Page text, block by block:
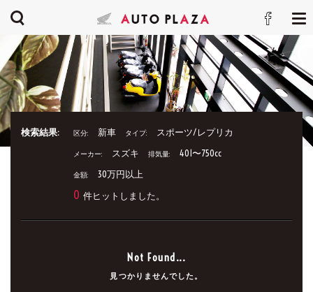
検索結果: 区分: 新車 タイプ: スポーツ/レプリカ
メーカー: スズキ 排気量: 401〜750cc
金額: 30万円以上
0 件ヒットしました。
Not Found...
見つかりませんでした。